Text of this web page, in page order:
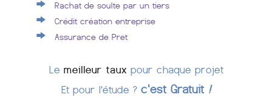
Rachat de soulte par un tiers
Crédit création entreprise
Assurance de Pret
Le meilleur taux pour chaque projet
Et pour l'étude ? c'est Gratuit !